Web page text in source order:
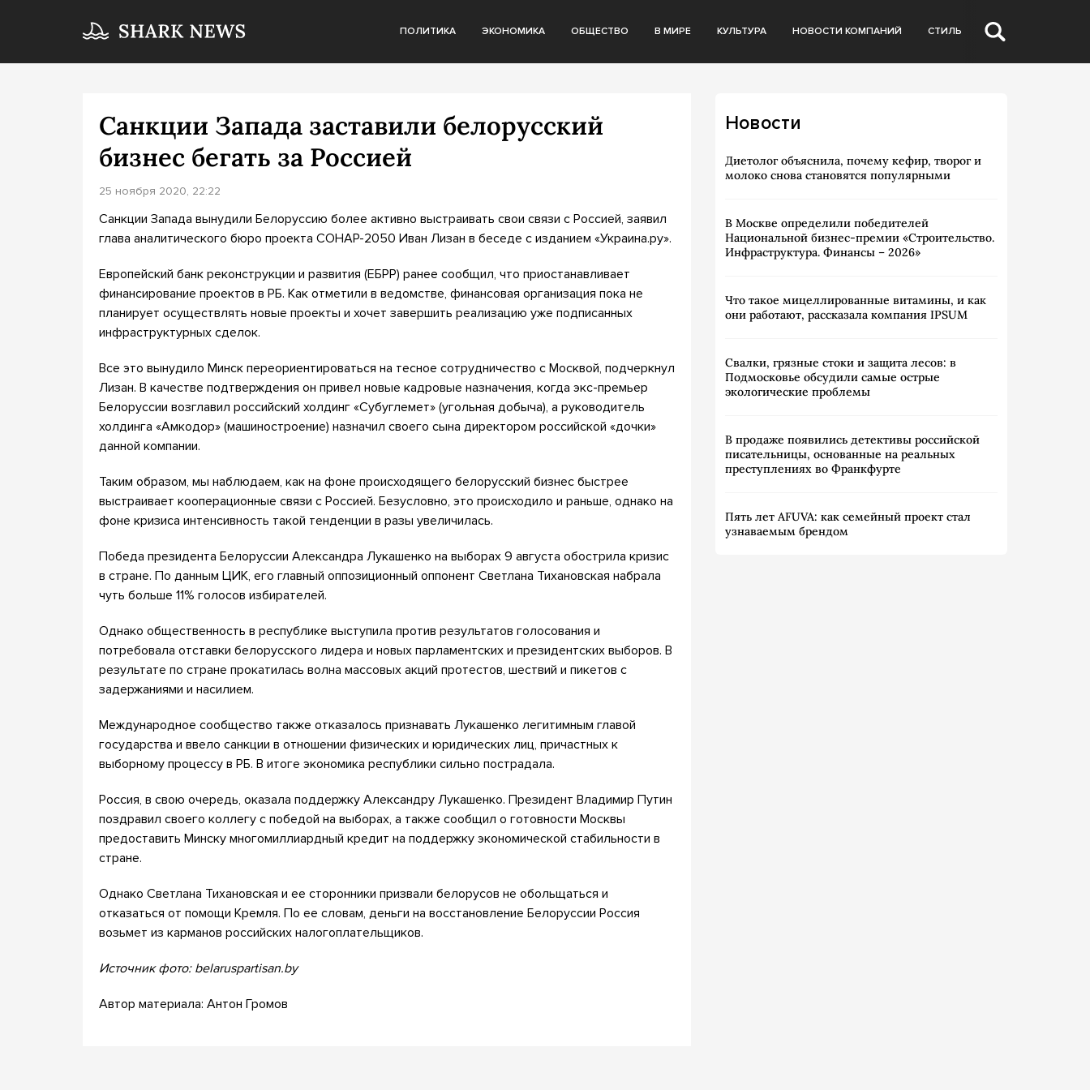
ПОЛИТИКА ЭКОНОМИКА ОБЩЕСТВО В МИРЕ КУЛЬТУРА НОВОСТИ КОМПАНИЙ СТИЛЬ
Санкции Запада заставили белорусский
бизнес бегать за Россией
25 ноября 2020, 22:22
Санкции Запада вынудили Белоруссию более активно выстраивать свои связи с Россией, заявил
глава аналитического бюро проекта СОНАР-2050 Иван Лизан в беседе с изданием «Украина.ру».
Европейский банк реконструкции и развития (ЕБРР) ранее сообщил, что приостанавливает
финансирование проектов в РБ. Как отметили в ведомстве, финансовая организация пока не
планирует осуществлять новые проекты и хочет завершить реализацию уже подписанных
инфраструктурных сделок.
Все это вынудило Минск переориентироваться на тесное сотрудничество с Москвой, подчеркнул
Лизан. В качестве подтверждения он привел новые кадровые назначения, когда экс-премьер
Белоруссии возглавил российский холдинг «Субуглемет» (угольная добыча), а руководитель
холдинга «Амкодор» (машиностроение) назначил своего сына директором российской «дочки»
данной компании.
Таким образом, мы наблюдаем, как на фоне происходящего белорусский бизнес быстрее
выстраивает кооперационные связи с Россией. Безусловно, это происходило и раньше, однако на
фоне кризиса интенсивность такой тенденции в разы увеличилась.
Победа президента Белоруссии Александра Лукашенко на выборах 9 августа обострила кризис
в стране. По данным ЦИК, его главный оппозиционный оппонент Светлана Тихановская набрала
чуть больше 11% голосов избирателей.
Однако общественность в республике выступила против результатов голосования и
потребовала отставки белорусского лидера и новых парламентских и президентских выборов. В
результате по стране прокатилась волна массовых акций протестов, шествий и пикетов с
задержаниями и насилием.
Международное сообщество также отказалось признавать Лукашенко легитимным главой
государства и ввело санкции в отношении физических и юридических лиц, причастных к
выборному процессу в РБ. В итоге экономика республики сильно пострадала.
Россия, в свою очередь, оказала поддержку Александру Лукашенко. Президент Владимир Путин
поздравил своего коллегу с победой на выборах, а также сообщил о готовности Москвы
предоставить Минску многомиллиардный кредит на поддержку экономической стабильности в
стране.
Однако Светлана Тихановская и ее сторонники призвали белорусов не обольщаться и
отказаться от помощи Кремля. По ее словам, деньги на восстановление Белоруссии Россия
возьмет из карманов российских налогоплательщиков.
Источник фото: belaruspartisan.by
Автор материала: Антон Громов
Новости
Диетолог объяснила, почему кефир, творог и
молоко снова становятся популярными
В Москве определили победителей
Национальной бизнес-премии «Строительство.
Инфраструктура. Финансы – 2026»
Что такое мицеллированные витамины, и как
они работают, рассказала компания IPSUM
Свалки, грязные стоки и защита лесов: в
Подмосковье обсудили самые острые
экологические проблемы
В продаже появились детективы российской
писательницы, основанные на реальных
преступлениях во Франкфурте
Пять лет AFUVA: как семейный проект стал
узнаваемым брендом